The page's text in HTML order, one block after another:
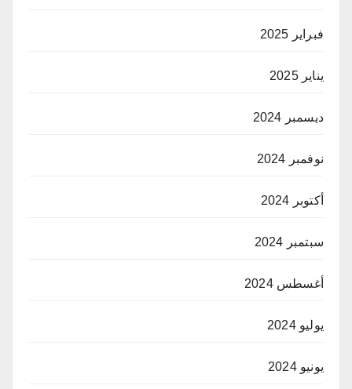
فبراير 2025
يناير 2025
ديسمبر 2024
نوفمبر 2024
أكتوبر 2024
سبتمبر 2024
أغسطس 2024
يوليو 2024
يونيو 2024